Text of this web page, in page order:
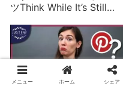
ツThink While It’s Still
メニュー ホーム シェア